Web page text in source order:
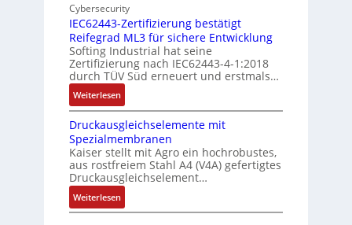
g
e
d
u
t
r
i
e
-
P
C
l
ä
s
s
b
i
f
u
n
k
m
o
d
u
l
e
b
Cybersecurity
IEC62443-Zertifizierung bestätigt
Reifegrad ML3 für sichere Entwicklung
Softing Industrial hat seine
Zertifizierung nach IEC62443-4-1:2018
durch TÜV Süd erneuert und erstmals…
Weiterlesen:
I
E
C
6
2
4
4
3
Druckausgleichselemente mit
Spezialmembranen
Kaiser stellt mit Agro ein hochrobustes,
aus rostfreiem Stahl A4 (V4A) gefertigtes
Druckausgleichselement…
Weiterlesen:
D